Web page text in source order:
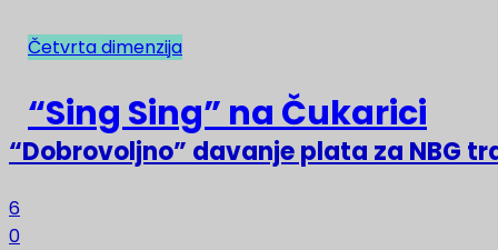
NAJNOVIJE
“Dobrovoljno” davanje plata za NBG
6
0
Četvrta dimenzija
“Sing Sing” na Čukarici